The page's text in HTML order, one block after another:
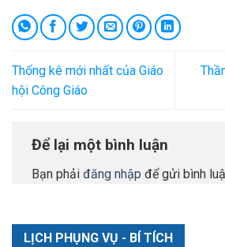
Thống kê mới nhất của Giáo
hội Công Giáo
Để lại một bình luận
Bạn phải đăng nhập để gửi bình
LỊCH PHỤNG VỤ - BÍ TÍCH